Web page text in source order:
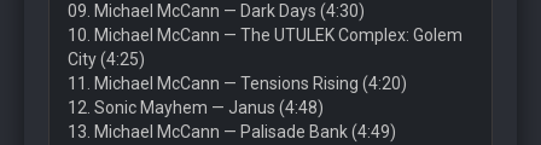
09. Michael McCann — Dark Days (4:30)
10. Michael McCann — The UTULEK Complex: Golem
City (4:25)
11. Michael McCann — Tensions Rising (4:20)
12. Sonic Mayhem — Janus (4:48)
13. Michael McCann — Palisade Bank (4:49)